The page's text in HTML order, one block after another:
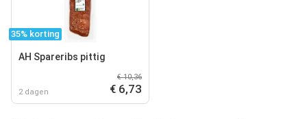
35% korting
AH Spareribs pittig
2 dagen
€ 10,36
€ 6,73